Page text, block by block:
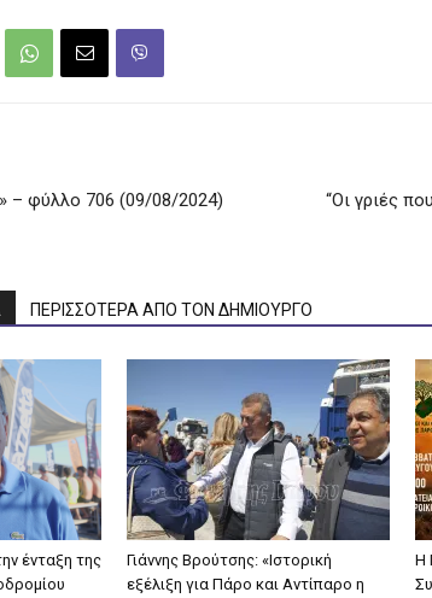
φύλλο 706 (09/08/2024)
“Οι γριές
ΠΕΡΙΣΣΟΤΕΡΑ ΑΠΟ ΤΟΝ ΔΗΜΙΟΥΡΓΟ
ένταξη της
Γιάννης Βρούτσης: «Ιστορική
εξέλιξη για Πάρο και Αντίπαρο η
Η